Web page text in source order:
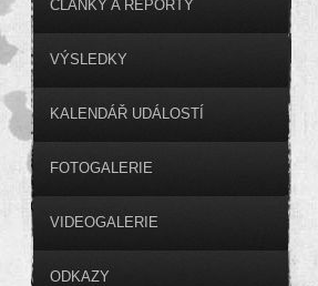
ČLÁNKY A REPORTY
VÝSLEDKY
KALENDÁŘ UDÁLOSTÍ
FOTOGALERIE
VIDEOGALERIE
ODKAZY